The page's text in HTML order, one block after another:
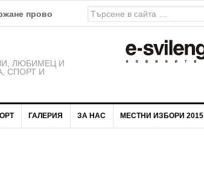
проводимостта на река Марица
ЛЮБИМЕЦ И
СПОРТ И
ГАЛЕРИЯ ЗА НАС МЕСТНИ ИЗБОРИ 2015